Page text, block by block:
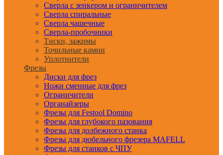
Сверла с зенкером и ограничителем
Сверла спиральные
Сверла чашечные
Сверла-пробочники
Тиски, зажимы
Точильные камни
Уплотнители
Фрезы
Диски для фрез
Ножи сменные для фрез
Ограничители
Органайзеры
Фрезы для Festool Domino
Фрезы для глубокого пазования
Фрезы для долбежного станка
Фрезы для дюбельного фрезера MAFELL
Фрезы для станков с ЧПУ